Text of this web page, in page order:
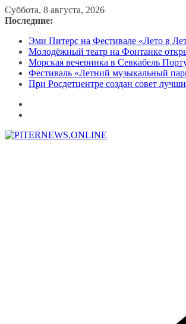
Перейти
к
Суббота, 8 августа, 2026
Последние:
Эми Питерс на Фестивале «Лето в
Молодёжный театр на Фонтанке
Морская вечеринка в Севкабель
Фестиваль «Летний музыкальный
При Росдетцентре создан совет